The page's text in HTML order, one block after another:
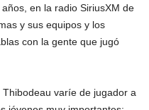
en la radio SiriusXM de
y sus equipos y los
con la gente que jugó
varíe de jugador a